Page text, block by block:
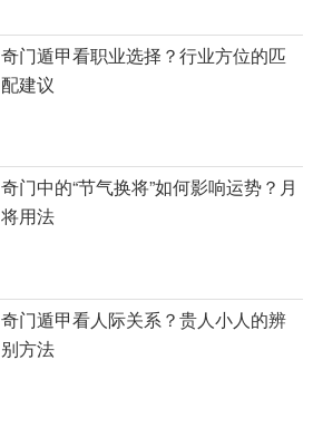
奇门遁甲看职业选择？行业方位的匹
配建议
奇门中的“节气换将”如何影响运势？月
将用法
奇门遁甲看人际关系？贵人小人的辨
别方法